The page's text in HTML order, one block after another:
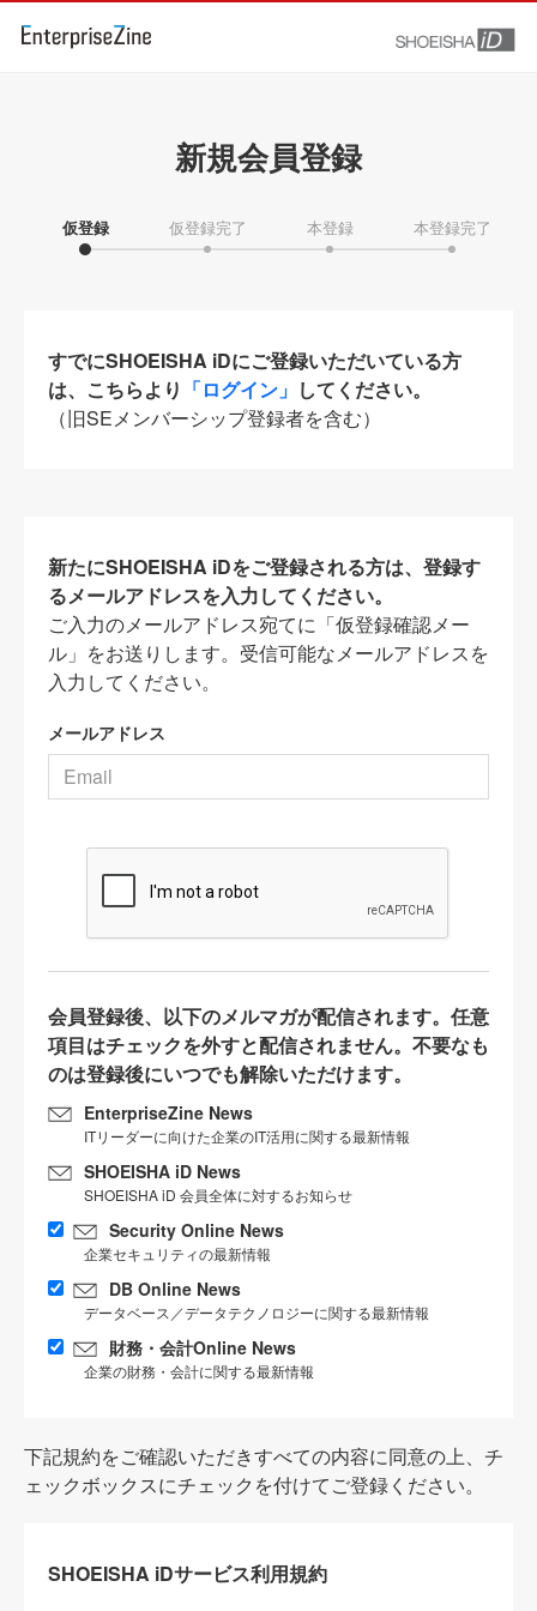
新規会員登録
仮登録 仮登録完了 本登録 本登録完了
すでにSHOEISHA iDにご登録いただいている方
は、こちらより 「ログイン」 してください。
（旧SEメンバーシップ登録者を含む）
新たにSHOEISHA iDをご登録される方は、登録す
るメールアドレスを入力してください。
ご入力のメールアドレス宛てに「仮登録確認メー
ル」をお送りします。受信可能なメールアドレスを
入力してください。
メールアドレス
会員登録後、以下のメルマガが配信されます。任意
項目はチェックを外すと配信されません。不要なも
のは登録後にいつでも解除いただけます。
EnterpriseZine News
ITリーダーに向けた企業のIT活用に関する最新情報
SHOEISHA iD News
SHOEISHA iD 会員全体に対するお知らせ
Security Online News
企業セキュリティの最新情報
DB Online News
データベース／データテクノロジーに関する最新情報
財務・会計Online News
企業の財務・会計に関する最新情報
下記規約をご確認いただきすべての内容に同意の上、チ
ェックボックスにチェックを付けてご登録ください。
SHOEISHA iDサービス利用規約